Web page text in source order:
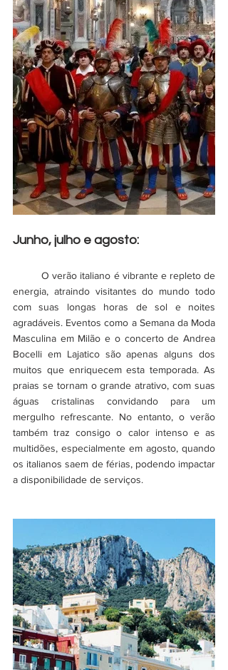
Junho, julho e agosto:
	O verão italiano é vibrante e repleto de
energia, atraindo visitantes do mundo todo
com suas longas horas de sol e noites
agradáveis. Eventos como a Semana da Moda
Masculina em Milão e o concerto de Andrea
Bocelli em Lajatico são apenas alguns dos
muitos que enriquecem esta temporada. As
praias se tornam o grande atrativo, com suas
águas cristalinas convidando para um
mergulho refrescante. No entanto, o verão
também traz consigo o calor intenso e as
multidões, especialmente em agosto, quando
os italianos saem de férias, podendo impactar
a disponibilidade de serviços.